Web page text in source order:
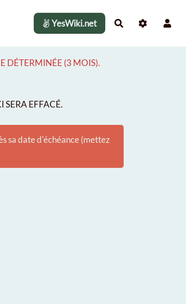
YesWiki.net Rechercher
DÉTERMINÉE (3 MOIS).
EFFACÉ.
sa date d'échéance (mettez